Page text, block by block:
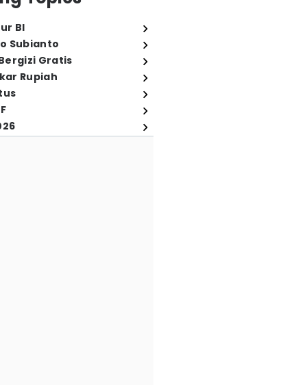
BI
Subianto
Gratis
Rupiah